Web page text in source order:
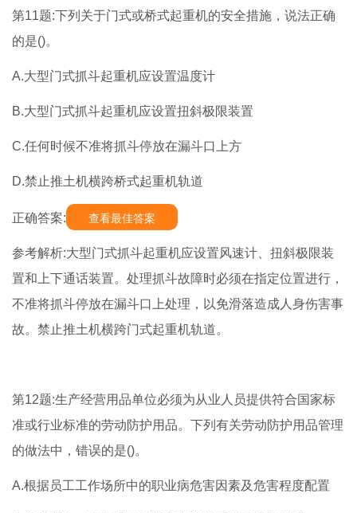
第11题:下列关于门式或桥式起重机的安全措施，说法正确
的是()。
A.大型门式抓斗起重机应设置温度计
B.大型门式抓斗起重机应设置扭斜极限装置
C.任何时候不准将抓斗停放在漏斗口上方
D.禁止推土机横跨桥式起重机轨道
正确答案: 查看最佳答案
参考解析:大型门式抓斗起重机应设置风速计、扭斜极限装
置和上下通话装置。处理抓斗故障时必须在指定位置进行，
不准将抓斗停放在漏斗口上处理，以免滑落造成人身伤害事
故。禁止推土机横跨门式起重机轨道。
第12题:生产经营用品单位必须为从业人员提供符合国家标
准或行业标准的劳动防护用品。下列有关劳动防护用品管理
的做法中，错误的是()。
A.根据员工工作场所中的职业病危害因素及危害程度配置